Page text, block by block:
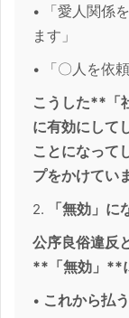
•
「愛人関係
ます」
•
「〇人を依
こうした**「
に有効にして
ことになって
プをかけてい
2.
「無効」に
公序良俗違反
**「無効」**
• これから払